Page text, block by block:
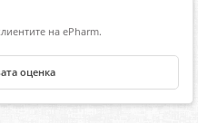
на ePharm.
оценка